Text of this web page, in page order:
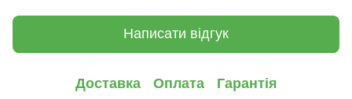
Написати відгук
Доставка Оплата Гарантія